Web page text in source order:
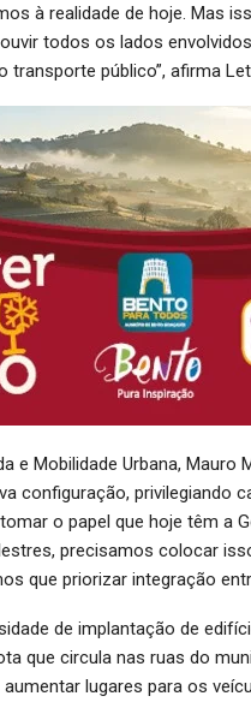
à realidade de hoje. Mas
todos os lados
público”, afirma
e Mobilidade Urbana, Mauro
configuração, privilegiando
o papel que hoje têm a
precisamos colocar
que priorizar integração
de implantação de
que circula nas ruas do
lugares para os